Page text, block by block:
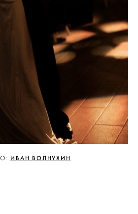
ИВАН ВОЛНУХИН